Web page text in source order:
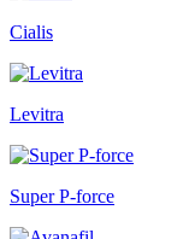
Cialis
Levitra
Super P-force